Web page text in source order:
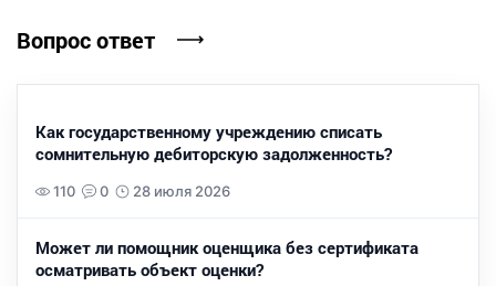
Вопрос ответ
Как государственному учреждению списать
сомнительную дебиторскую задолженность?
110 0 28 июля 2026
Может ли помощник оценщика без сертификата
осматривать объект оценки?